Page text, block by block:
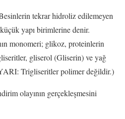
tekrar hidroliz edilemeyen
yapı birimlerine denir.
monomeri; glikoz, proteinlerin
gliserol (Gliserin) ve yağ
Trigliseritler polimer değildir.)
olayının gerçekleşmesini